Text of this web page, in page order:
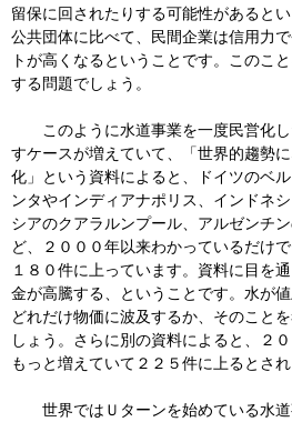
留保に回されたりする可能性があると
公共団体に比べて、民間企業は信用力
トが高くなるということです。このこ
する問題でしょう。
このように水道事業を一度民営化し
すケースが増えていて、「世界的趨勢
化」という資料によると、ドイツのベ
ンタやインディアナポリス、インドネ
シアのクアラルンプール、アルゼンチ
ど、２０００年以来わかっているだけ
１８０件に上っています。資料に目を
金が高騰する、ということです。水が
どれだけ物価に波及するか、そのこと
しょう。さらに別の資料によると、２
もっと増えていて２２５件に上るとさ
世界ではＵターンを始めている水道